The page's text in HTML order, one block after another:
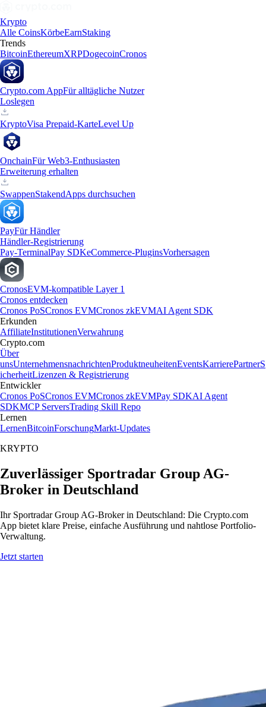
Krypto
Alle CoinsKörbeEarnStaking
Trends
BitcoinEthereumXRPDogecoinCronos
Crypto.com AppFür alltägliche Nutzer
Loslegen
KryptoVisa Prepaid-KarteLevel Up
OnchainFür Web3-Enthusiasten
Erweiterung erhalten
SwappenStakendApps durchsuchen
PayFür Händler
Händler-Registrierung
Pay-TerminalPay SDKeCommerce-PluginsVorhersagen
CronosEVM-kompatible Layer 1
Cronos entdecken
Cronos PoSCronos EVMCronos zkEVMAI Agent SDK
Erkunden
AffiliateInstitutionenVerwahrung
Crypto.com
Über
unsUnternehmensnachrichtenProduktneuheitenEventsKarrierePartnerS
icherheitLizenzen & Registrierung
Entwickler
Cronos PoSCronos EVMCronos zkEVMPay SDKAI Agent
SDKMCP ServersTrading Skill Repo
Lernen
LernenBitcoinForschungMarkt-Updates
KRYPTO
Zuverlässiger Sportradar Group AG-
Broker in Deutschland
Ihr Sportradar Group AG-Broker in Deutschland: Die Crypto.com
App bietet klare Preise, einfache Ausführung und nahtlose Portfolio-
Verwaltung.
Jetzt starten